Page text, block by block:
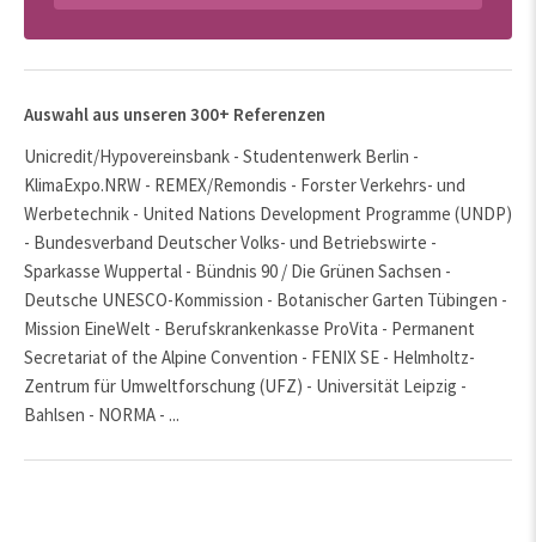
Auswahl aus unseren 300+ Referenzen
Unicredit/Hypovereinsbank - Studentenwerk Berlin -
KlimaExpo.NRW - REMEX/Remondis - Forster Verkehrs- und
Werbetechnik - United Nations Development Programme (UNDP)
- Bundesverband Deutscher Volks- und Betriebswirte -
Sparkasse Wuppertal - Bündnis 90 / Die Grünen Sachsen -
Deutsche UNESCO-Kommission - Botanischer Garten Tübingen -
Mission EineWelt - Berufskrankenkasse ProVita - Permanent
Secretariat of the Alpine Convention - FENIX SE - Helmholtz-
Zentrum für Umweltforschung (UFZ) - Universität Leipzig -
Bahlsen - NORMA - ...